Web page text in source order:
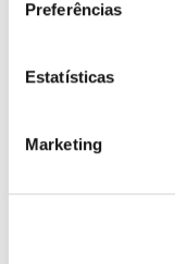
Preferências
Estatísticas
Marketing